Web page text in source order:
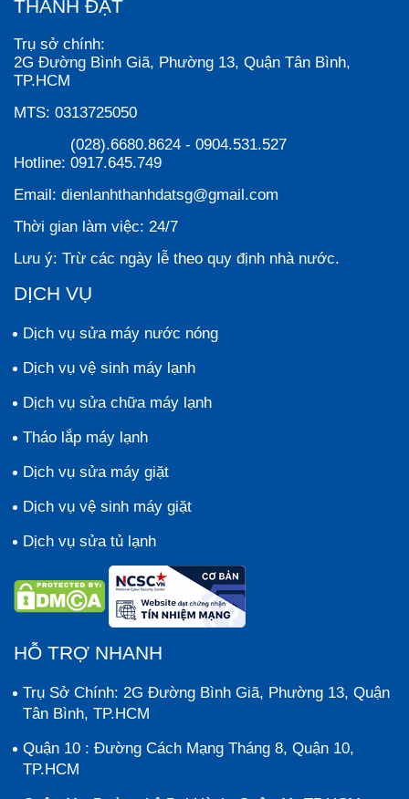
THÀNH ĐẠT
Trụ sở chính:
2G Đường Bình Giã, Phường 13, Quận Tân Bình,
TP.HCM
MTS: 0313725050
Hotline:
(028).6680.8624 - 0904.531.527
0917.645.749
Email: dienlanhthanhdatsg@gmail.com
Thời gian làm việc: 24/7
Lưu ý: Trừ các ngày lễ theo quy định nhà nước.
DỊCH VỤ
Dịch vụ sửa máy nước nóng
Dịch vụ vệ sinh máy lạnh
Dịch vụ sửa chữa máy lạnh
Tháo lắp máy lạnh
Dịch vụ sửa máy giặt
Dịch vụ vệ sinh máy giặt
Dịch vụ sửa tủ lạnh
HỖ TRỢ NHANH
Trụ Sở Chính: 2G Đường Bình Giã, Phường 13, Quận
Tân Bình, TP.HCM
Quận 10 : Đường Cách Mạng Tháng 8, Quận 10,
TP.HCM